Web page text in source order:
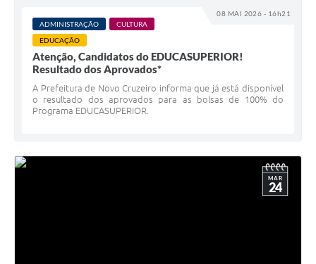
08 MAI 2026 - 16h21
ADMINISTRAÇÃO
CULTURA
EDUCAÇÃO
Atenção, Candidatos do EDUCASUPERIOR!
Resultado dos Aprovados*
A Prefeitura de Novo Cruzeiro informa que já está disponível
o resultado dos aprovados para as bolsas de 100% do
Programa EDUCASUPERIOR.
MAR
24